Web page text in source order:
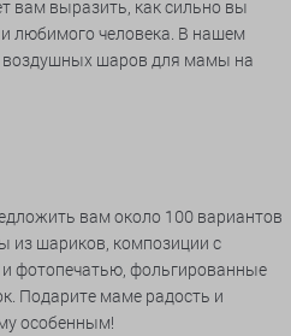
вам выразить, как сильно вы
любимого человека. В нашем
шаров для мамы на
вам около 100 вариантов
из шариков, композиции с
фотопечатью, фольгированные
Подарите маме радость и
особенным!